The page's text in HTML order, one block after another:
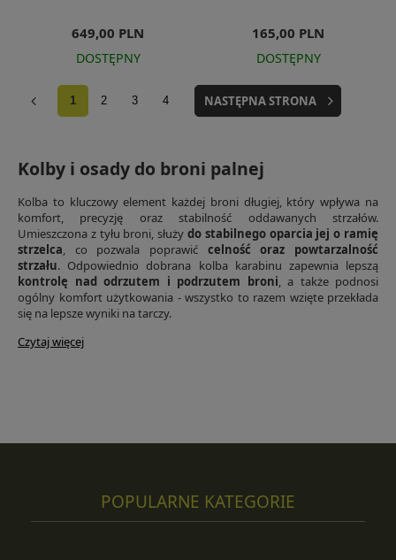
649,00 PLN
DOSTĘPNY
165,00 PLN
DOSTĘPNY
1 2 3 4 NASTĘPNA STRONA
Kolby i osady do broni palnej
Kolba to kluczowy element każdej broni długiej, który wpływa na
komfort, precyzję oraz stabilność oddawanych strzałów.
Umieszczona z tyłu broni, służy do stabilnego oparcia jej o ramię
strzelca, co pozwala poprawić celność oraz powtarzalność
strzału. Odpowiednio dobrana kolba karabinu zapewnia lepszą
kontrolę nad odrzutem i podrzutem broni, a także podnosi
ogólny komfort użytkowania - wszystko to razem wzięte przekłada
się na lepsze wyniki na tarczy.
Czytaj więcej
POPULARNE KATEGORIE